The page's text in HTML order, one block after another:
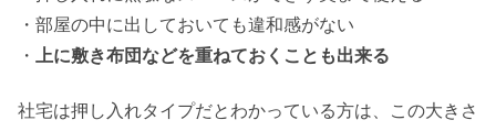
・部屋の中に出しておいても違和感がない
・
上に敷き布団などを重ねておくことも出来る
社宅は押し入れタイプだとわかっている方は、この大きさ